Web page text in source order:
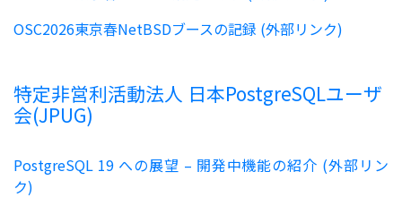
OSC2026東京春NetBSDブースの記録 (外部リンク)
特定非営利活動法人 日本PostgreSQLユーザ
会(JPUG)
PostgreSQL 19 への展望 – 開発中機能の紹介 (外部リン
ク)